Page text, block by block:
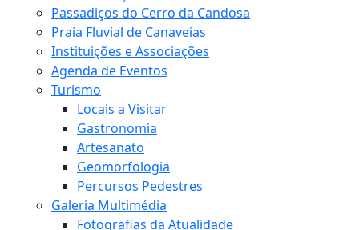
Passadiços do Cerro da Candosa
Praia Fluvial de Canaveias
Instituições e Associações
Agenda de Eventos
Turismo
Locais a Visitar
Gastronomia
Artesanato
Geomorfologia
Percursos Pedestres
Galeria Multimédia
Fotografias da Atualidade